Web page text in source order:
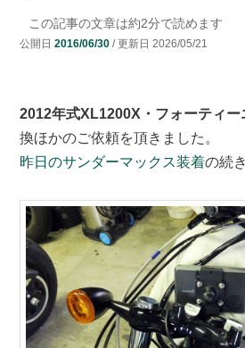
テ
ツ
へ
移
動
ン
へ
移
動
この記事の文章は約2分で読めます
公開日 2016/06/30/ 更新日 2026/05/21
2012年式XL1200X・フォーティー
換ほかのご依頼を頂きました。
昨日のサンダーマックス装着の続